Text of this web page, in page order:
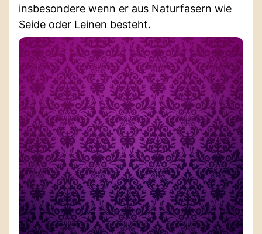
insbesondere wenn er aus Naturfasern wie
Seide oder Leinen besteht.